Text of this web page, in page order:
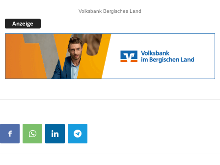
Volksbank Bergisches Land
Anzeige